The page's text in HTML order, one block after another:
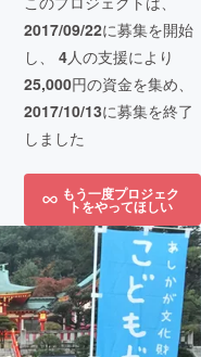
2017/09/22に募集を開始
し、 4人の支援により
25,000円の資金を集め、
2017/10/13に募集を終了
しました
もう一度プロジェク
トをやってほしい